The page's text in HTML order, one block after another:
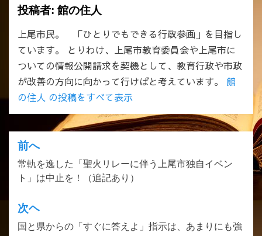
投稿者: 館の住人
上尾市民。 「ひとりでもできる行政参画」を目指し
ています。 とりわけ、上尾市教育委員会や上尾市に
ついての情報公開請求を契機として、教育行政や市政
が改善の方向に向かって行けばと考えています。 館
の住人 の投稿をすべて表示
投
稿
ナ
ビ
ゲ
前へ
常軌を逸した「聖火リレーに伴う上尾市独自イベン
ト」は中止を！（追記あり）
次ヘ
国と県からの「すぐに答えよ」指示は、あまりにも強